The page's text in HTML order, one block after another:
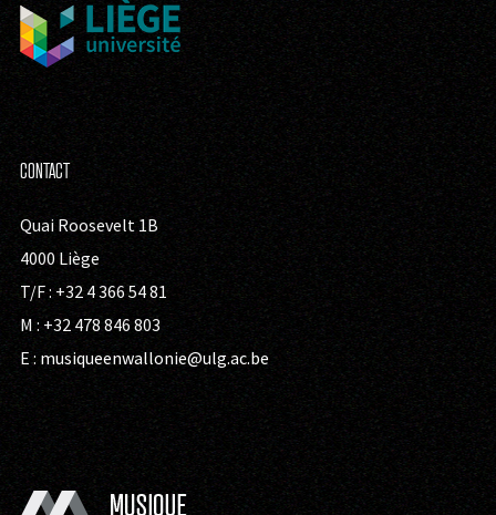
CONTACT
Quai Roosevelt 1B
4000 Liège
T/F : +32 4 366 54 81
M : +32 478 846 803
E : musiqueenwallonie@ulg.ac.be